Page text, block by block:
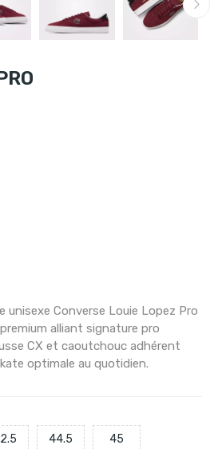
unisexe Converse Louie Lopez Pro
alliant signature pro
CX et caoutchouc adhérent
optimale au quotidien.
44.5 45